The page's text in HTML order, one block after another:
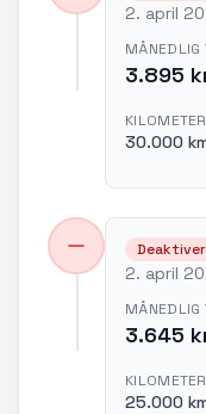
2. april
MÅNEDLIG
3.895
KILOMETER
30.000
2. april
MÅNEDLIG
3.645
KILOMETER
25.000